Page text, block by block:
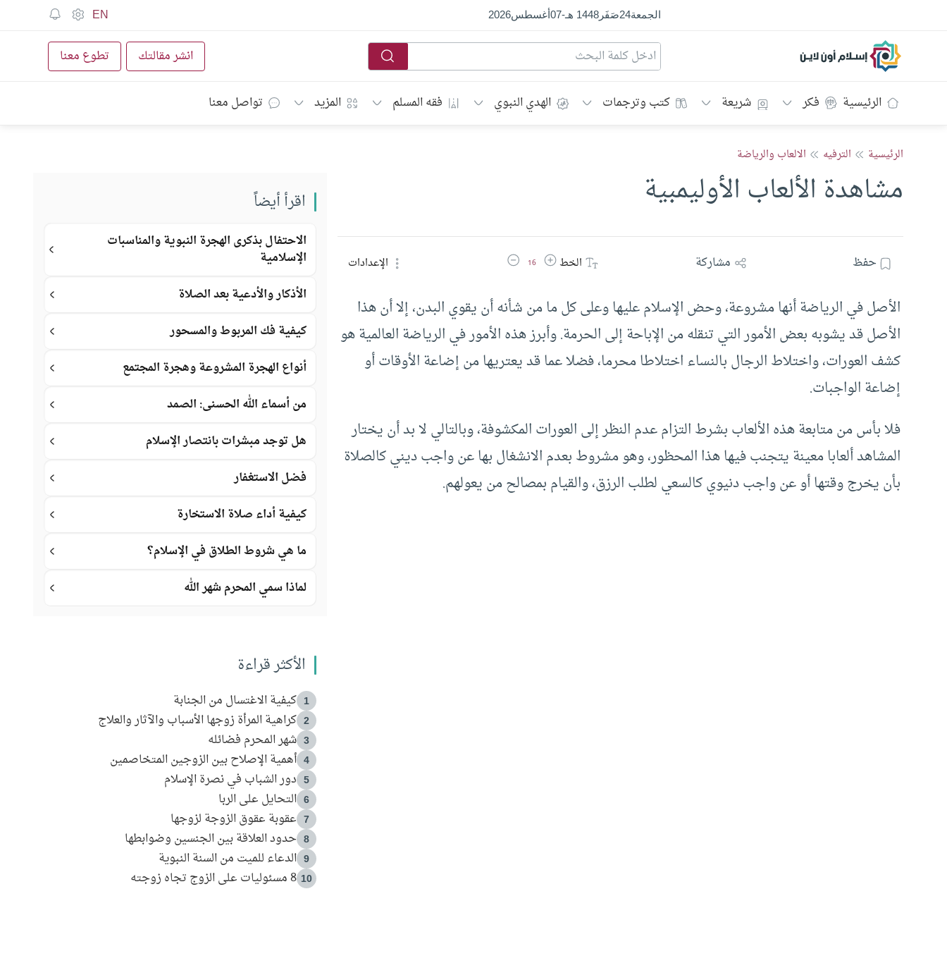
الجمعة24صَفَر1448 هـ -
07أغسطس2026
EN
إسلام أون لاين انشر مقالتك تطوع معنا
الرئيسية فكر شريعة كتب وترجمات الهدي النبوي فقه المسلم المزيد تواصل معنا
الرئيسية الترفيه الالعاب والرياضة
مشاهدة الألعاب الأوليمبية
حفظ مشاركة الخطزيادة حجم الخط
16 تقليل حجم الخط الإعدادات
الأصل في الرياضة أنها مشروعة، وحض الإسلام عليها وعلى كل ما من شأنه أن يقوي البدن، إلا أن هذا
الأصل قد يشوبه بعض الأمور التي تنقله من الإباحة إلى الحرمة. وأبرز هذه الأمور في الرياضة العالمية هو
كشف العورات، واختلاط الرجال بالنساء اختلاطا محرما، فضلا عما قد يعتريها من إضاعة الأوقات أو
إضاعة الواجبات.
فلا بأس من متابعة هذه الألعاب بشرط التزام عدم النظر إلى العورات المكشوفة، وبالتالي لا بد أن يختار
المشاهد ألعابا معينة يتجنب فيها هذا المحظور، وهو مشروط بعدم الانشغال بها عن واجب ديني كالصلاة
بأن يخرج وقتها أو عن واجب دنيوي كالسعي لطلب الرزق، والقيام بمصالح من يعولهم.
اقرأ أيضاً
الاحتفال بذكرى الهجرة النبوية والمناسبات
الإسلامية
الأذكار والأدعية بعد الصلاة
كيفية فك المربوط والمسحور
أنواع الهجرة المشروعة وهجرة المجتمع
من أسماء الله الحسنى: الصمد
هل توجد مبشرات بانتصار الإسلام
فضل الاستغفار
كيفية أداء صلاة الاستخارة
ما هي شروط الطلاق في الإسلام؟
لماذا سمي المحرم شهر الله
الأكثر قراءة
1 كيفية الاغتسال من الجنابة
2 كراهية المرأة زوجها الأسباب والآثار والعلاج
3 شهر المحرم فضائله
4 أهمية الإصلاح بين الزوجين المتخاصمين
5 دور الشباب في نصرة الإسلام
6 التحايل على الربا
7 عقوبة عقوق الزوجة لزوجها
8 حدود العلاقة بين الجنسين وضوابطها
9 الدعاء للميت من السنة النبوية
10 8 مسئوليات على الزوج تجاه زوجته